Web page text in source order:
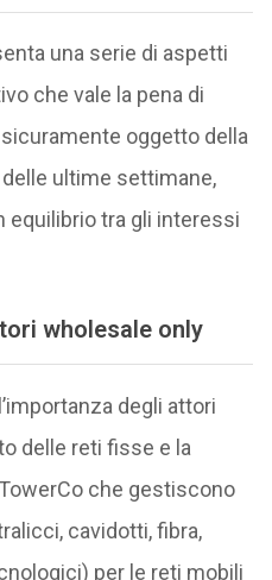
una serie di aspetti
che vale la pena di
oggetto della
delle ultime settimane,
equilibrio tra gli interessi
wholesale only
degli attori
delle reti fisse e la
che gestiscono
cavidotti, fibra,
per le reti mobili